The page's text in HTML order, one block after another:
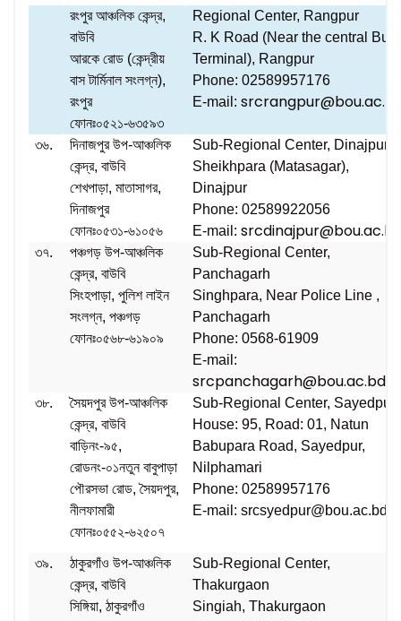
রংপুর আঞ্চলিক কেন্দ্র,
বাউবি
আরকে রোড (কেন্দ্রীয়
বাস টার্মিনাল সংলগ্ন),
রংপুর
ফোনঃ০৫২১-৬৩৫৯৩
Regional Center, Rangpur
R. K Road (Near the central Bus
Terminal), Rangpur
Phone: 02589957176
E-mail:
৩৬.
দিনাজপুর উপ-আঞ্চলিক
কেন্দ্র, বাউবি
শেখপাড়া, মাতাসাগর,
দিনাজপুর
ফোনঃ০৫৩১-৬১০৫৬
Sub-Regional Center, Dinajpur
Sheikhpara (Matasagar),
Dinajpur
Phone: 02589922056
E-mail:
৩৭.
পঞ্চগড় উপ-আঞ্চলিক
কেন্দ্র, বাউবি
সিংহপাড়া, পুলিশ লাইন
সংলগ্ন, পঞ্চগড়
ফোনঃ০৫৬৮-৬১৯০৯
Sub-Regional Center,
Panchagarh
Singhpara, Near Police Line ,
Panchagarh
Phone: 0568-61909
E-mail:
srcpanchagarh@bou.ac.bd
৩৮.
সৈয়দপুর উপ-আঞ্চলিক
কেন্দ্র, বাউবি
বাড়িনং-৯৫,
রোডনং-০১নতুন বাবুপাড়া
পৌরসভা রোড, সৈয়দপুর,
নীলফামারী
ফোনঃ০৫৫২-৬২৫০৭
Sub-Regional Center, Sayedpur
House: 95, Road: 01, Natun
Babupara Road, Sayedpur,
Nilphamari
Phone: 02589957176
E-mail: srcsyedpur@bou.ac.bd
৩৯.
ঠাকুরগাঁও উপ-আঞ্চলিক
কেন্দ্র, বাউবি
সিঙ্গিয়া, ঠাকুরগাঁও
Sub-Regional Center,
Thakurgaon
Singiah, Thakurgaon